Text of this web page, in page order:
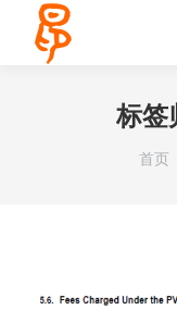
标签
您
首页